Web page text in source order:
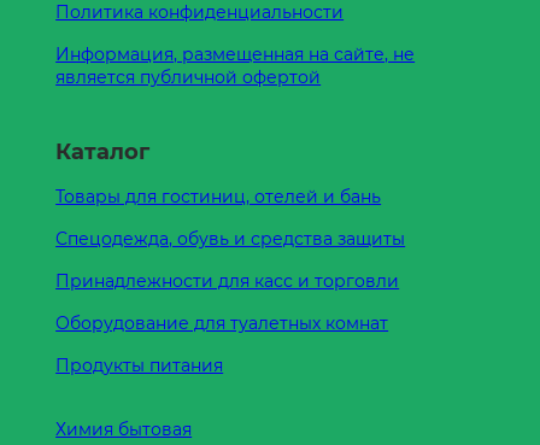
Политика конфиденциальности
Информация, размещенная на сайте, не
является публичной офертой
Каталог
Товары для гостиниц, отелей и бань
Спецодежда, обувь и средства защиты
Принадлежности для касс и торговли
Оборудование для туалетных комнат
Продукты питания
Химия бытовая